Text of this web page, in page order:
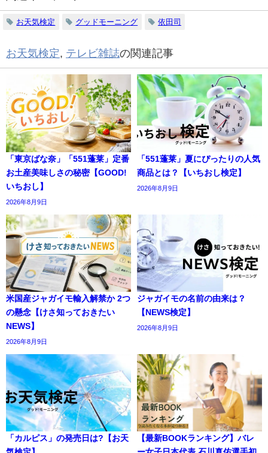
お天気検定 グッドモーニング 依田司
お天気検定, テレビ雑誌の関連記事
「東京ばな奈」「551蓬莱」定番
お土産美味しさの秘密【GOOD!
いちおし】
2026年8月9日
「551蓬莱」夏にぴったりの人気
商品とは？【いちおし検定】
2026年8月9日
米国産ジャガイモ輸入解禁か 2つ
の懸念【けさ知っておきたい
NEWS】
2026年8月9日
ジャガイモの名前の由来は？
【NEWS検定】
2026年8月9日
「カルピス」の発売日は?【お天
【最新BOOKランキング】バレ